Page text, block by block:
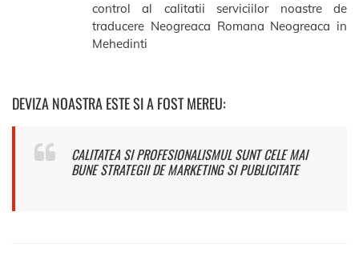
control al calitatii serviciilor noastre de
traducere Neogreaca Romana Neogreaca in
Mehedinti
DEVIZA NOASTRA ESTE SI A FOST MEREU:
CALITATEA SI PROFESIONALISMUL SUNT CELE MAI
BUNE STRATEGII DE MARKETING SI PUBLICITATE